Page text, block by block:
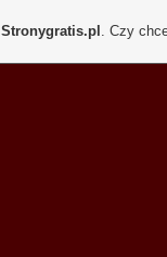
Stronygratis.pl . Czy